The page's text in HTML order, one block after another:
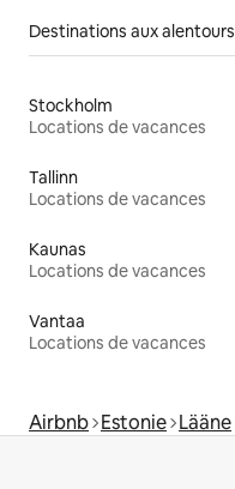
Destinations aux alentours
Stockholm
Locations de vacances
Tallinn
Locations de vacances
Kaunas
Locations de vacances
Vantaa
Locations de vacances
Airbnb Estonie Lääne